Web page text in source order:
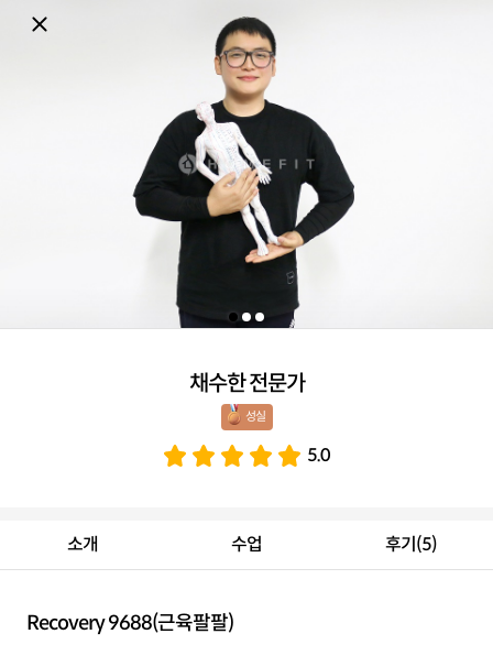
소개 수업 후기(5)
Recovery 9688(근육팔팔)
채수한 전문가
성실
5.0